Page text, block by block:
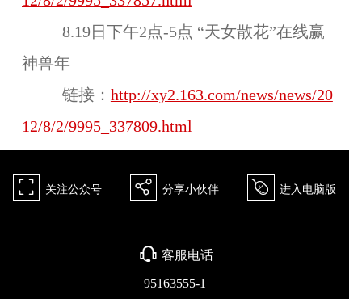
8.19日下午2点-5点 “天女散花”在线赢
神兽年
链接： http://xy2.163.com/news/news/20
12/8/2/9995_337809.html
򰀁 关注公众号 򰀂 分享小伙伴 򰀄 进入电脑版
򰀃 客服电话
95163555-1